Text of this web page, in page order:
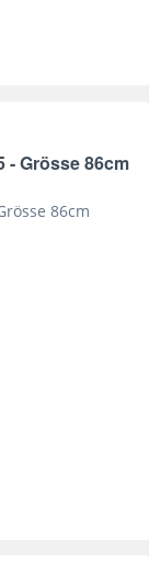
- Grösse 86cm
86cm